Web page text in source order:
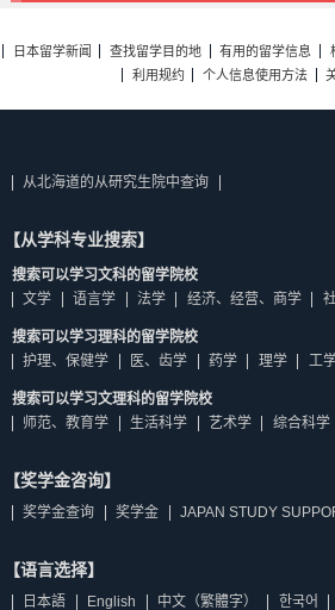
日本留学新闻 查找留学目的地 有用的留学信息
利用规约
个人信息使用方法
从北海道的从研究生院中查询
【从学科专业搜索】
搜索可以学习文科的留学院校
文学
语言学 法学 经济、经营、商学
搜索可以学习理科的留学院校
护理、保健学
医、齿学 药学 理学 工
搜索可以学习文理科的留学院校
师范、教育学
生活科学 艺术学 综合科学
【奖学金咨询】
奖学金查询 奖学金 JAPAN STUDY
【语言选择】
日本語 English 中文（繁體字） 한국어